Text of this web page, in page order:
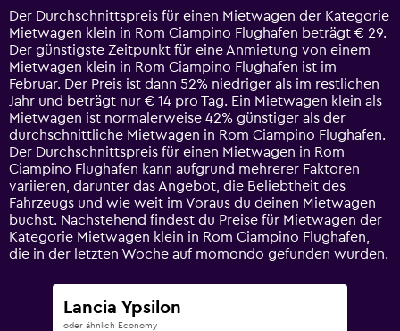
14
categories.
The
chart
has
1
Y
axis
displaying
values.
Range:
0
to
75.
Der Durchschnittspreis für einen Mietwagen der Kategorie
Mietwagen klein in Rom Ciampino Flughafen beträgt € 29.
Der günstigste Zeitpunkt für eine Anmietung von einem
Mietwagen klein in Rom Ciampino Flughafen ist im
Februar. Der Preis ist dann 52% niedriger als im restlichen
Jahr und beträgt nur € 14 pro Tag. Ein Mietwagen klein als
Mietwagen ist normalerweise 42% günstiger als der
durchschnittliche Mietwagen in Rom Ciampino Flughafen.
Der Durchschnittspreis für einen Mietwagen in Rom
Ciampino Flughafen kann aufgrund mehrerer Faktoren
variieren, darunter das Angebot, die Beliebtheit des
Fahrzeugs und wie weit im Voraus du deinen Mietwagen
buchst. Nachstehend findest du Preise für Mietwagen der
Kategorie Mietwagen klein in Rom Ciampino Flughafen,
die in der letzten Woche auf momondo gefunden wurden.
Lancia Ypsilon
oder ähnlich Economy